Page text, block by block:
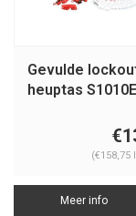
Gevulde
heuptas
(€158,75
Meer info